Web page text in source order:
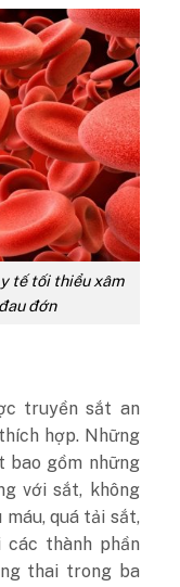
tế tối thiểu xâm
đớn
truyền sắt an
hợp. Những
bao gồm những
với sắt, không
quá tải sắt,
thành phần
thai trong ba